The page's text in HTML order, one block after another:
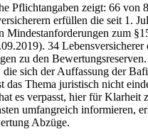
Pflichtangaben zeigt: 66 von
erfüllen die seit 1.
Mindestanforderungen zum
34 Lebensversicherer
zu den
sich der Auffassung der
das Thema juristisch nicht
es verpasst, hier für Klarheit
umfangreich informieren,
Abzüge.